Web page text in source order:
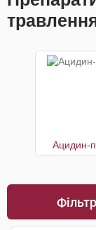
Ацидин-